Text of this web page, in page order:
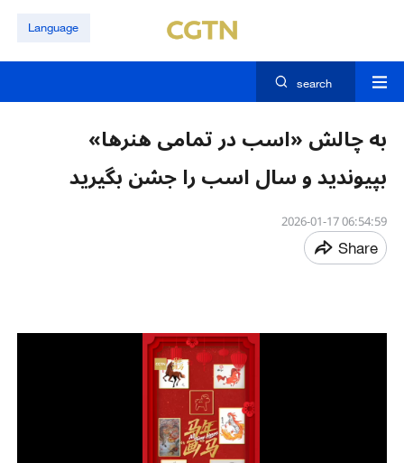
Language
search
به چالش «اسب در تمامی هنرها»
بپیوندید و سال اسب را جشن بگیرید
06:54:59 2026-01-17
Share